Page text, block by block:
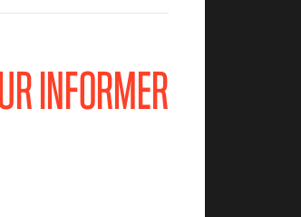
INFORMER